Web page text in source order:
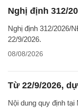
Nghị định 312/
Nghị định 312/2026/
22/9/2026.
08/08/2026
Từ 22/9/2026,
Nội dung quy định